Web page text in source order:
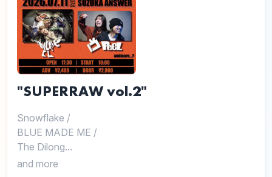
"SUPERRAW vol.2"
Snowflake /
BLUE MADE ME /
The Dilong...
and more